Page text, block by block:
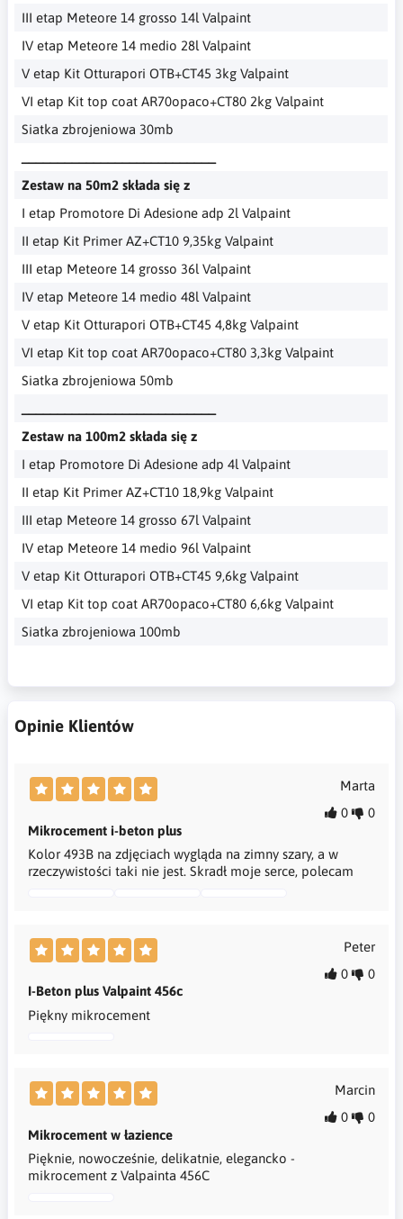
III etap Meteore 14 grosso 14l Valpaint
IV etap Meteore 14 medio 28l Valpaint
V etap Kit Otturapori OTB+CT45 3kg Valpaint
VI etap Kit top coat AR70opaco+CT80 2kg Valpaint
Siatka zbrojeniowa 30mb
Zestaw na 50m2 składa się z
I etap Promotore Di Adesione adp 2l Valpaint
II etap Kit Primer AZ+CT10 9,35kg Valpaint
III etap Meteore 14 grosso 36l Valpaint
IV etap Meteore 14 medio 48l Valpaint
V etap Kit Otturapori OTB+CT45 4,8kg Valpaint
VI etap Kit top coat AR70opaco+CT80 3,3kg Valpaint
Siatka zbrojeniowa 50mb
Zestaw na 100m2 składa się z
I etap Promotore Di Adesione adp 4l Valpaint
II etap Kit Primer AZ+CT10 18,9kg Valpaint
III etap Meteore 14 grosso 67l Valpaint
IV etap Meteore 14 medio 96l Valpaint
V etap Kit Otturapori OTB+CT45 9,6kg Valpaint
VI etap Kit top coat AR70opaco+CT80 6,6kg Valpaint
Siatka zbrojeniowa 100mb
Opinie Klientów
0 0
Marta
Mikrocement i-beton plus
Kolor 493B na zdjęciach wygląda na zimny szary, a w
rzeczywistości taki nie jest. Skradł moje serce, polecam
0 0
Peter
I-Beton plus Valpaint 456c
Piękny mikrocement
0 0
Marcin
Mikrocement w łazience
Pięknie, nowocześnie, delikatnie, elegancko -
mikrocement z Valpainta 456C